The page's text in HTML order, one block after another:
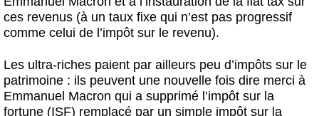
ces revenus (à un taux fixe qui n’est pas progressif
comme celui de l’impôt sur le revenu).
Les ultra-riches paient par ailleurs peu d’impôts sur le
patrimoine : ils peuvent une nouvelle fois dire merci à
Emmanuel Macron qui a supprimé l’impôt sur la
fortune (ISF) remplacé par un simple impôt sur la